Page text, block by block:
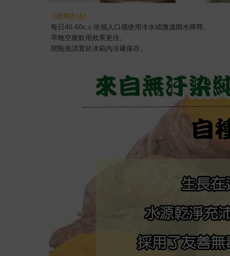
《使用方法》
每日40-60c.c.依個人口感使用冷水或微溫開水稀釋。
早晚空腹飲用效果更佳。
開瓶後請置於冰箱內冷藏保存。